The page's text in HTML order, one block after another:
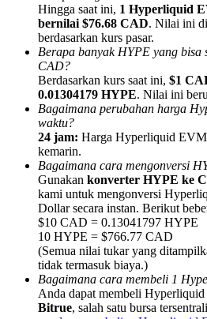
Referensi
Undang teman untuk
BTC Welcome Rewards
Hingga saat ini, 1 Hyperliquid
bernilai $76.68 CAD. Nilai ini
berdasarkan kurs pasar.
Berapa banyak HYPE yang bisa
CAD?
Berdasarkan kurs saat ini, $1
0.01304179 HYPE. Nilai ini
Bagaimana perubahan harga
waktu?
24 jam: Harga Hyperliquid EVM
kemarin.
Bagaimana cara mengonversi
Gunakan konverter HYPE ke
kami untuk mengonversi
Dollar secara instan. Berikut
$10 CAD = 0.13041797 HYPE
10 HYPE = $766.77 CAD
(Semua nilai tukar yang
tidak termasuk biaya.)
Bagaimana cara membeli 1
Anda dapat membeli
Bitrue, salah satu bursa